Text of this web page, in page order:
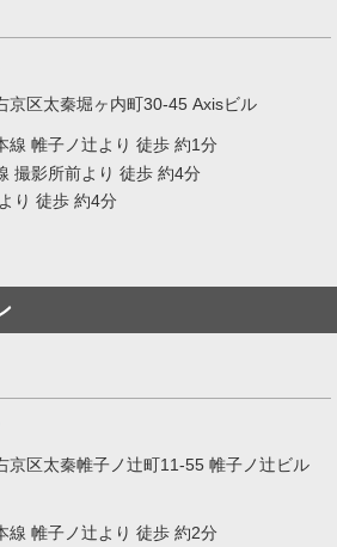
京区太秦堀ヶ内町30-45 Axisビル
線 帷子ノ辻より 徒歩 約1分
撮影所前より 徒歩 約4分
り 徒歩 約4分
京区太秦帷子ノ辻町11-55 帷子ノ辻ビル
線 帷子ノ辻より 徒歩 約2分